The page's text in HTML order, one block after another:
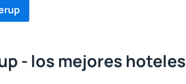
- los mejores hoteles